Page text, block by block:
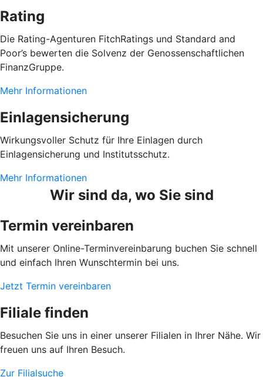
Rating
Die Rating-Agenturen FitchRatings und Standard and
Poor’s bewerten die Solvenz der Genossenschaftlichen
FinanzGruppe.
Mehr Informationen
Einlagensicherung
Wirkungsvoller Schutz für Ihre Einlagen durch
Einlagensicherung und Institutsschutz.
Mehr Informationen
Wir sind da, wo Sie sind
Termin vereinbaren
Mit unserer Online-Terminvereinbarung buchen Sie schnell
und einfach Ihren Wunschtermin bei uns.
Jetzt Termin vereinbaren
Filiale finden
Besuchen Sie uns in einer unserer Filialen in Ihrer Nähe. Wir
freuen uns auf Ihren Besuch.
Zur Filialsuche